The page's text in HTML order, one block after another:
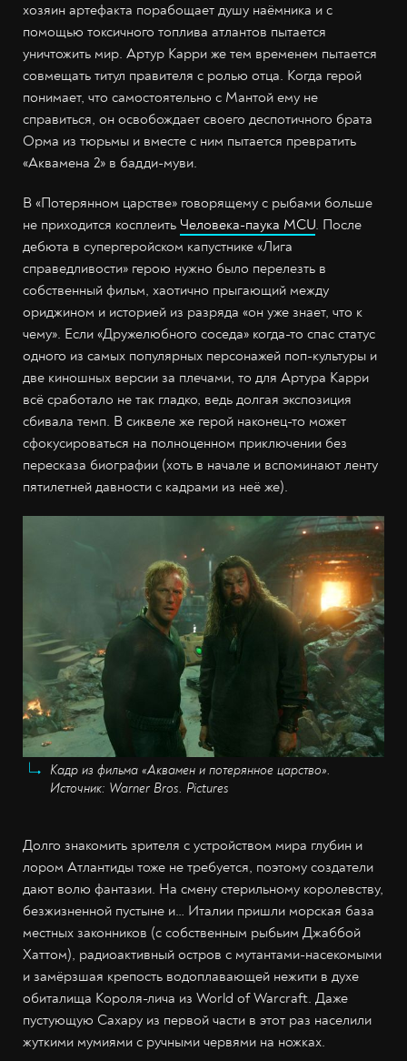
хозяин артефакта порабощает душу наёмника и с
помощью токсичного топлива атлантов пытается
уничтожить мир. Артур Карри же тем временем пытается
совмещать титул правителя с ролью отца. Когда герой
понимает, что самостоятельно с Мантой ему не
справиться, он освобождает своего деспотичного брата
Орма из тюрьмы и вместе с ним пытается превратить
«Аквамена 2» в бадди-муви.
В «Потерянном царстве» говорящему с рыбами больше
не приходится косплеить Человека-паука MCU. После
дебюта в супергеройском капустнике «Лига
справедливости» герою нужно было перелезть в
собственный фильм, хаотично прыгающий между
ориджином и историей из разряда «он уже знает, что к
чему». Если «Дружелюбного соседа» когда-то спас статус
одного из самых популярных персонажей поп-культуры и
две киношных версии за плечами, то для Артура Карри
всё сработало не так гладко, ведь долгая экспозиция
сбивала темп. В сиквеле же герой наконец-то может
сфокусироваться на полноценном приключении без
пересказа биографии (хоть в начале и вспоминают ленту
пятилетней давности с кадрами из неё же).
Кадр из фильма «Аквамен и потерянное царство».
Источник: Warner Bros. Pictures
Долго знакомить зрителя с устройством мира глубин и
лором Атлантиды тоже не требуется, поэтому создатели
дают волю фантазии. На смену стерильному королевству,
безжизненной пустыне и… Италии пришли морская база
местных законников (с собственным рыбьим Джаббой
Хаттом), радиоактивный остров с мутантами-насекомыми
и замёрзшая крепость водоплавающей нежити в духе
обиталища Короля-лича из World of Warcraft. Даже
пустующую Сахару из первой части в этот раз населили
жуткими мумиями с ручными червями на ножках.